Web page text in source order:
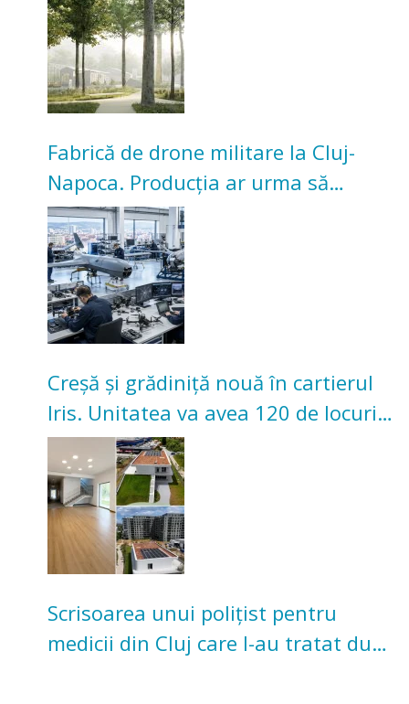
Universitarilor
Fabrică de drone militare la Cluj-
Napoca. Producția ar urma să
înceapă în toamna acestui an
Creșă și grădiniță nouă în cartierul
Iris. Unitatea va avea 120 de locuri
pentru copii
Scrisoarea unui polițist pentru
medicii din Cluj care l-au tratat după